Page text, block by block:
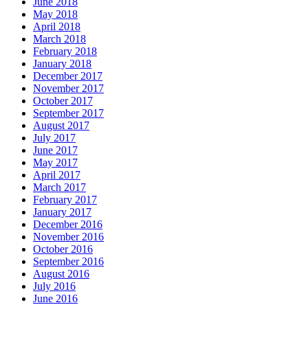
May 2018
April 2018
March 2018
February 2018
January 2018
December 2017
November 2017
October 2017
September 2017
August 2017
July 2017
June 2017
May 2017
April 2017
March 2017
February 2017
January 2017
December 2016
November 2016
October 2016
September 2016
August 2016
July 2016
June 2016